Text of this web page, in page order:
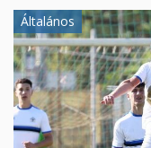
Általános